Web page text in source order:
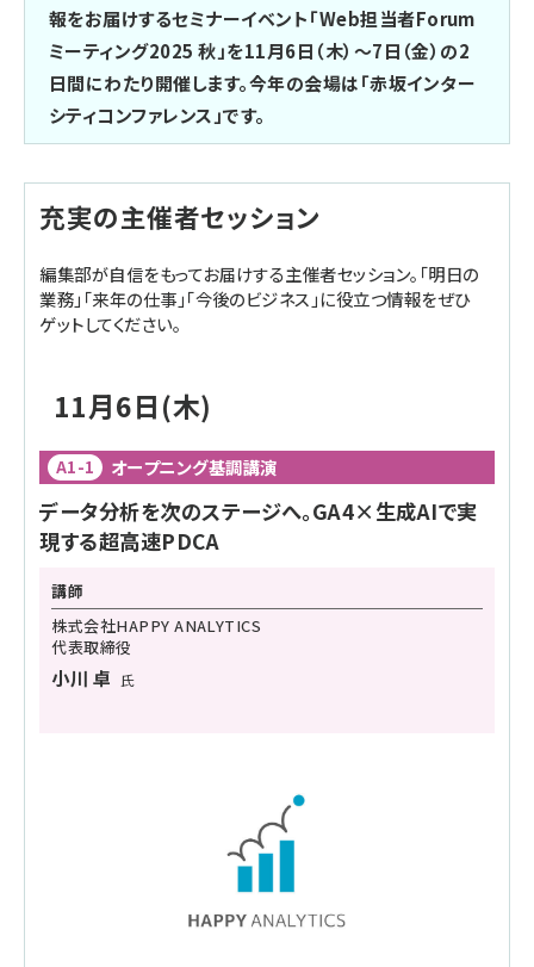
報をお届けするセミナーイベント「Web担当者Forum
ミーティング2025 秋」を11月6日（木）～7日（金）の2
日間にわたり開催します。今年の会場は「赤坂インター
シティコンファレンス」です。
充実の主催者セッション
編集部が自信をもってお届けする主催者セッション。「明日の
業務」「来年の仕事」「今後のビジネス」に役立つ情報をぜひ
ゲットしてください。
11月6日(木)
A1-1 オープニング基調講演
データ分析を次のステージへ。GA4×生成AIで実
現する超高速PDCA
講師
株式会社HAPPY ANALYTICS
代表取締役
小川 卓 氏